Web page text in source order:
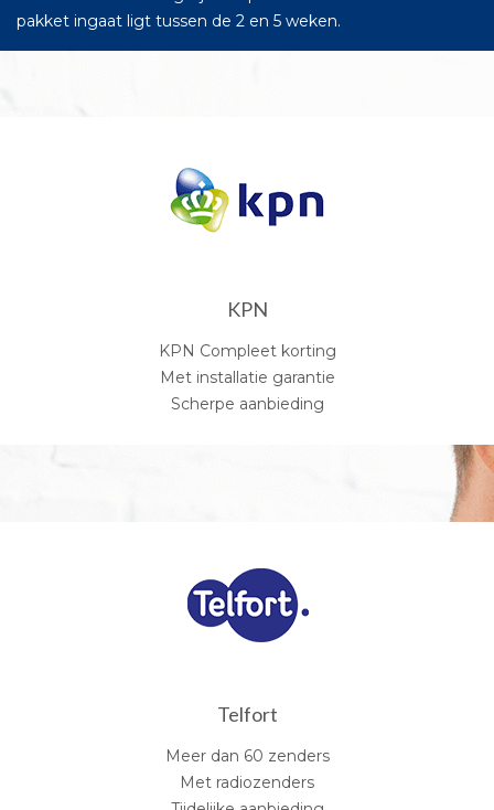
pakket ingaat ligt tussen de 2 en 5 weken.
KPN
KPN Compleet korting
Met installatie garantie
Scherpe aanbieding
Telfort
Meer dan 60 zenders
Met radiozenders